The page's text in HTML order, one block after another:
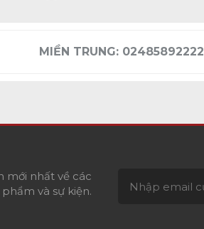
MIỀN TRUNG: 02485892222
mới nhất về các
và sự kiện.